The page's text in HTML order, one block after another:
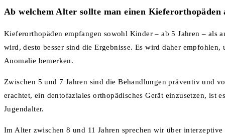
Ab welchem Alter sollte man einen Kieferorthopäden
Kieferorthopäden empfangen sowohl Kinder – ab 5 Jahren – als
wird, desto besser sind die Ergebnisse. Es wird daher
Anomalie bemerken.
Zwischen 5 und 7 Jahren sind die Behandlungen präventiv und
erachtet, ein dentofaziales orthopädisches Gerät einzusetzen,
Jugendalter.
Im Alter zwischen 8 und 11 Jahren sprechen wir über